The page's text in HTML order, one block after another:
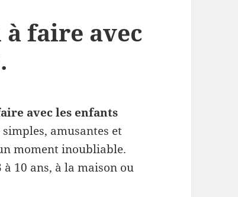
à faire avec
avec les enfants
amusantes et
moment inoubliable.
10 ans, à la maison ou